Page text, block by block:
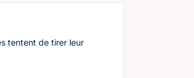
tentent de tirer leur